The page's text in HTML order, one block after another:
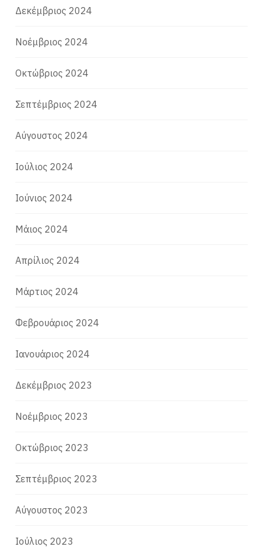
Δεκέμβριος 2024
Νοέμβριος 2024
Οκτώβριος 2024
Σεπτέμβριος 2024
Αύγουστος 2024
Ιούλιος 2024
Ιούνιος 2024
Μάιος 2024
Απρίλιος 2024
Μάρτιος 2024
Φεβρουάριος 2024
Ιανουάριος 2024
Δεκέμβριος 2023
Νοέμβριος 2023
Οκτώβριος 2023
Σεπτέμβριος 2023
Αύγουστος 2023
Ιούλιος 2023